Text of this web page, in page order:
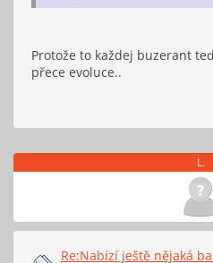
Protože to každej buzerant
přece evoluce..
L.
Re:Nabízí ještě nějaká